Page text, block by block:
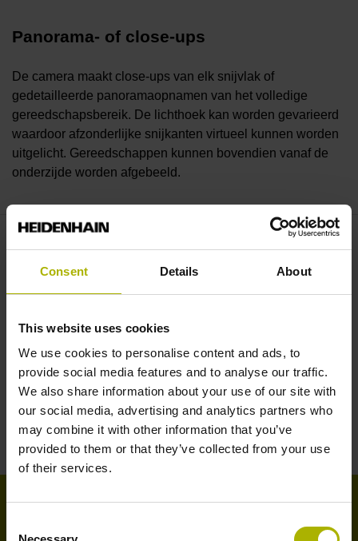
Consent Details About
This website uses cookies
We use cookies to personalise content and ads, to
provide social media features and to analyse our traffic.
We also share information about your use of our site with
our social media, advertising and analytics partners who
may combine it with other information that you’ve
provided to them or that they’ve collected from your use
of their services.
Panorama- of close-ups
De camera maakt close-ups van elk snijvlak of
gedetailleerde panoramaopnamen van het volledige
gereedschapsbereik. De lichthoek kan worden gevarieerd
waardoor afzonderlijke snijkanten virtueel kunnen worden
uitgelicht. Gereedschappen kunnen bovendien vanaf de
onderzijde worden afgebeeld.
Naar het overzicht
Downloads
Productinformatie
Gebruikersdocumentatie
Duurzamer produceren met een